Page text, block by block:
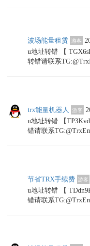
波场能量租赁 游客
u地址转错 【
转错请联系
trx能量机器人 游客
u地址转错 【
错请联系
节省TRX手续费 游客
u地址转错 【
错请联系